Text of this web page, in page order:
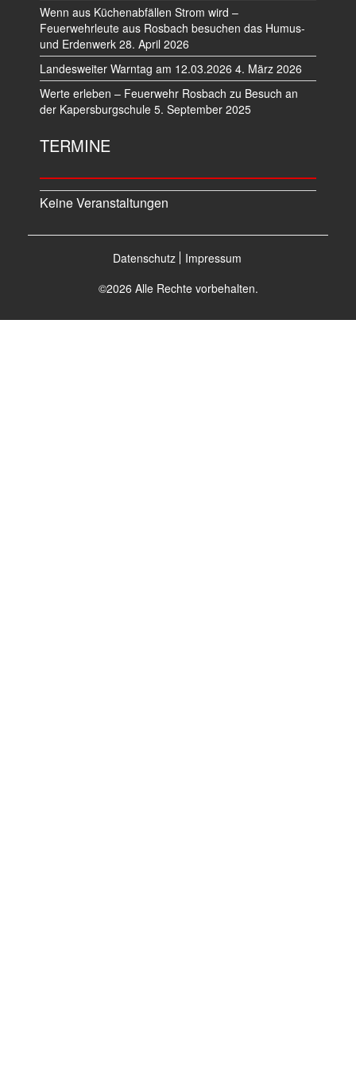
Wenn aus Küchenabfällen Strom wird –
Feuerwehrleute aus Rosbach besuchen das Humus-
und Erdenwerk 28. April 2026
Landesweiter Warntag am 12.03.2026 4. März 2026
Werte erleben – Feuerwehr Rosbach zu Besuch an
der Kapersburgschule 5. September 2025
TERMINE
Keine Veranstaltungen
Datenschutz
Impressum
©2026 Alle Rechte vorbehalten.